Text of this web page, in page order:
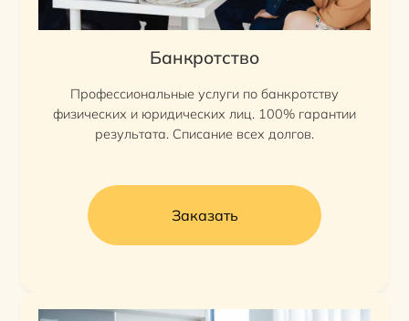
Банкротство
Профессиональные услуги по банкротству
физических и юридических лиц. 100% гарантии
результата. Списание всех долгов.
Заказать